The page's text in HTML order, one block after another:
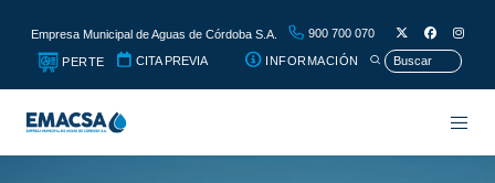
Empresa Municipal de Aguas de Córdoba S.A. 900 700 070
PERTE CITA PREVIA INFORMACIÓN